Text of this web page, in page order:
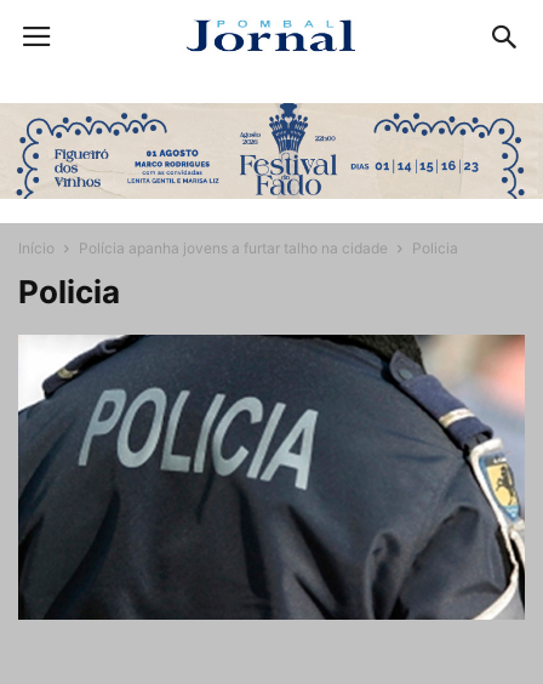
Início Polícia apanha jovens a furtar talho na cidade Policia
Policia